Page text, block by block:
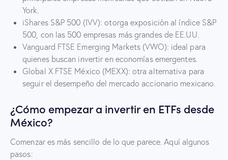
York.
iShares S&P 500 (IVV): otorga exposición al índice S&P
500, con las 500 empresas más grandes de EE.UU.
Vanguard FTSE Emerging Markets (VWO): ideal para
quienes buscan invertir en economías emergentes.
Global X FTSE México (MEXX): otra alternativa para
seguir el desempeño del mercado accionario mexicano.
¿Cómo empezar a invertir en ETFs desde
México?
Comenzar es más sencillo de lo que parece. Aquí algunos
pasos: